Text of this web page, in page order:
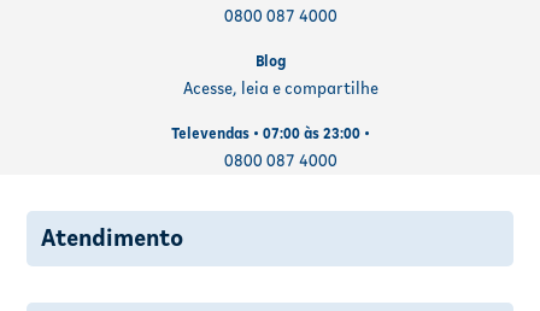
0800 087 4000
Blog
Acesse, leia e compartilhe
Televendas • 07:00 às 23:00 •
0800 087 4000
Atendimento